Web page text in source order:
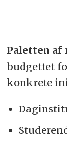
Paletten af
budgettet
konkrete